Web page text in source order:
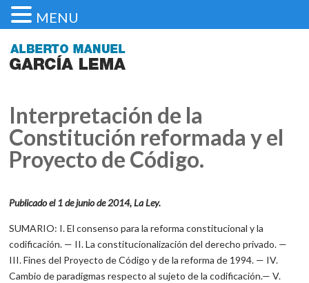
Interpretación de la
Constitución reformada y el
Proyecto de Código.
Publicado el 1 de junio de 2014, La Ley.
SUMARIO: I. El consenso para la reforma constitucional y la
codificación. — II. La constitucionalización del derecho privado. —
III. Fines del Proyecto de Código y de la reforma de 1994. — IV.
Cambio de paradigmas respecto al sujeto de la codificación.— V.
MENU